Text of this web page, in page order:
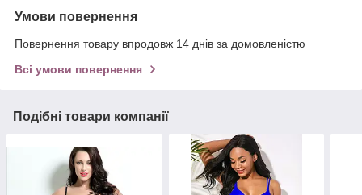
Умови повернення
Повернення товару впродовж 14 днів за домовленістю
Всі умови повернення
Подібні товари компанії